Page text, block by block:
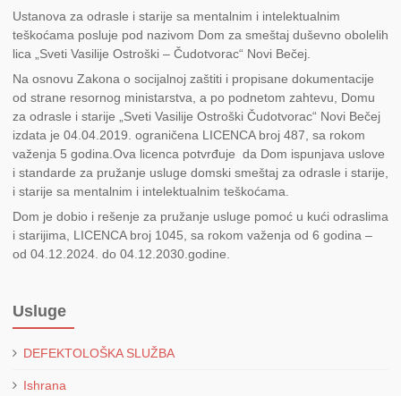
Ustanova za odrasle i starije sa mentalnim i intelektualnim
teškoćama posluje pod nazivom Dom za smeštaj duševno obolelih
lica „Sveti Vasilije Ostroški – Čudotvorac“ Novi Bečej.
Na osnovu Zakona o socijalnoj zaštiti i propisane dokumentacije
od strane resornog ministarstva, a po podnetom zahtevu, Domu
za odrasle i starije „Sveti Vasilije Ostroški Čudotvorac“ Novi Bečej
izdata je 04.04.2019. ograničena LICENCA broj 487, sa rokom
važenja 5 godina.Ova licenca potvrđuje da Dom ispunjava uslove
i standarde za pružanje usluge domski smeštaj za odrasle i starije,
i starije sa mentalnim i intelektualnim teškoćama.
Dom je dobio i rešenje za pružanje usluge pomoć u kući odraslima
i starijima, LICENCA broj 1045, sa rokom važenja od 6 godina –
od 04.12.2024. do 04.12.2030.godine.
Usluge
DEFEKTOLOŠKA SLUŽBA
Ishrana